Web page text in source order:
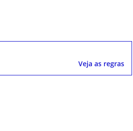
Veja as regras